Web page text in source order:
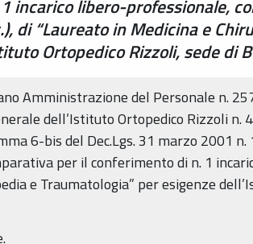
incarico libero-professionale,
di “Laureato in Medicina e
Ortopedico Rizzoli, sede di
Amministrazione del Personale n.
dell’Istituto Ortopedico Rizzoli n.
6-bis del Dec.Lgs. 31 marzo 2001 n.
per il conferimento di n. 1
e Traumatologia” per esigenze